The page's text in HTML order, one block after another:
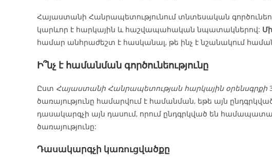
Հայաստանի Հանրապետությունում տնտեսական
կարևոր է հարկային և հաշվապահական նպատակներով:
համար անհրաժեշտ է հասկանալ, թե ինչ է նշանակում
Ի՞նչ է համանման գործունեությունը
Ըստ Հայաստանի Հանրապետության հարկային օրենսգրքի
ծառայությունը համարվում է համանման, եթե այն
դասակարգչի այն դասում, որում ընդգրկված են
ծառայությունը:
Դասակարգչի կառուցվածքը